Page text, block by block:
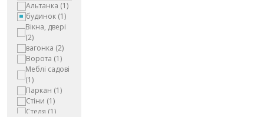
Альтанка (1)
будинок (1)
Вікна, двері
(2)
вагонка (2)
Ворота (1)
Меблі садові
(1)
Паркан (1)
Стіни (1)
Стеля (1)